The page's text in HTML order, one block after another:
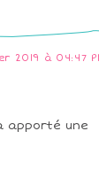
2019 à 04:47
apporté une